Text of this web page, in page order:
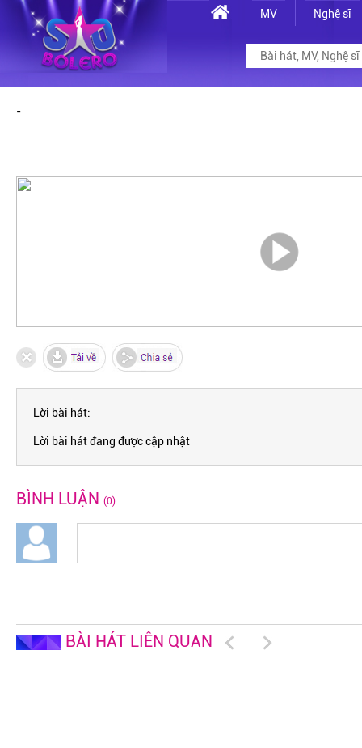
MV Nghệ sĩ
-
Lời bài hát:
Lời bài hát đang được cập nhật
BÌNH LUẬN (0)
BÀI HÁT LIÊN QUAN